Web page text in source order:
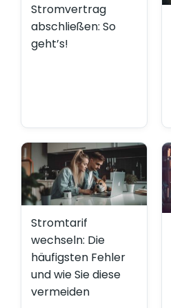
Stromvertrag
abschließen: So
geht’s!
Stromtarif
wechseln: Die
häufigsten Fehler
und wie Sie diese
vermeiden